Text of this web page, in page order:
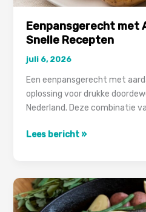
Eenpansgerecht met
Snelle Recepten
juli 6, 2026
Een eenpansgerecht met
oplossing voor drukke
Nederland. Deze combinatie
Eenpansgerecht
en
Ei:
12
Lees bericht »